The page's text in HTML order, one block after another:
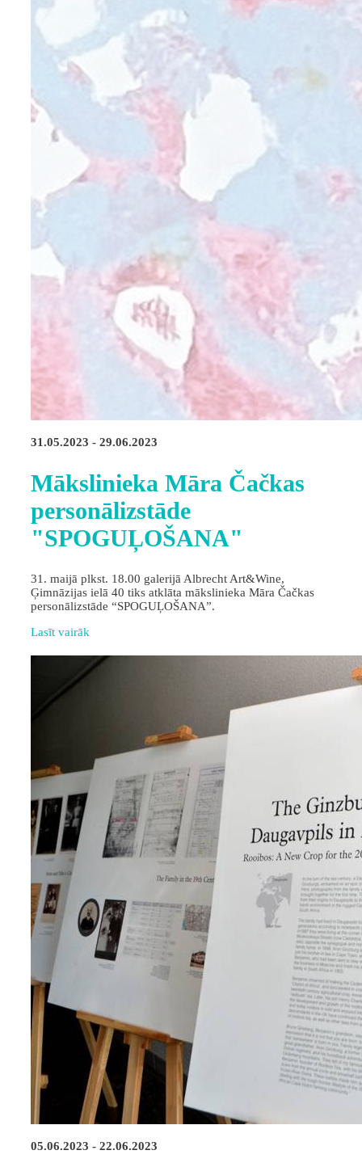
31.05.2023 - 29.06.2023
Mākslinieka Māra Čačkas
personālizstāde
"SPOGUĻOŠANA"
31. maijā plkst. 18.00 galerijā Albrecht Art&Wine,
Ģimnāzijas ielā 40 tiks atklāta mākslinieka Māra Čačkas
personālizstāde “SPOGUĻOŠANA”.
Lasīt vairāk
05.06.2023 - 22.06.2023